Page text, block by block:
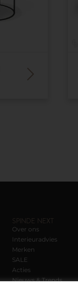
SPINDE NEXT
Over ons
Interieuradvies
Merken
SALE
Acties
Nieuws & Trends